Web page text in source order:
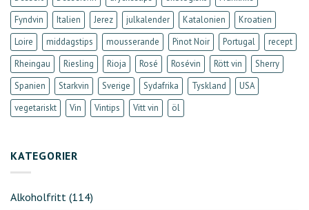
Fyndvin
Italien Jerez julkalender Katalonien
Kroatien
Loire
middagstips mousserande Pinot Noir Portugal
recept
Rheingau
Riesling Rioja Rosé Rosévin Rött vin
Sherry
Spanien
Starkvin Sverige Sydafrika Tyskland
USA
vegetariskt
Vin Vintips Vitt vin öl
KATEGORIER
Alkoholfritt (114)